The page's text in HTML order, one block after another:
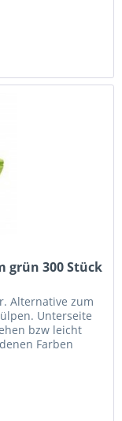
grün 300 Stück
Alternative zum
Unterseite
bzw leicht
Farben